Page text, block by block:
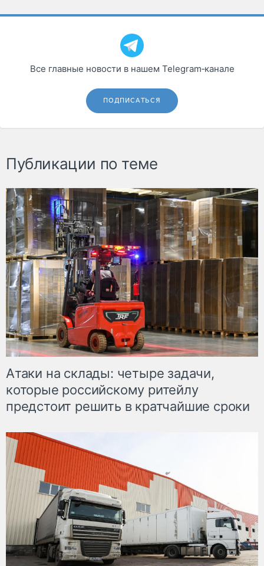
Все главные новости в нашем Telegram‑канале
ПОДПИСАТЬСЯ
Публикации по теме
Атаки на склады: четыре задачи,
которые российскому ритейлу
предстоит решить в кратчайшие сроки